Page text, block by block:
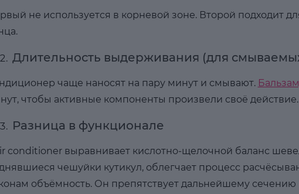
не используется в корневой зоне. Второй подходит
Длительность выдерживания (для
чаще наносят на пару минут и смывают.
чтобы активные компоненты произвели своё действие.
Разница в функционале
conditioner выравнивает кислотно-щелочной баланс
чешуйки кутикул, облегчает процесс
объёмность. Он препятствует дальнейшему сечению